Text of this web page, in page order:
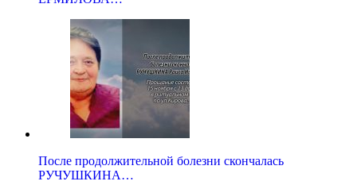
После продолжительной болезни скончалась
РУЧУШКИНА…